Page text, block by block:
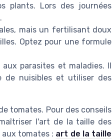
plants. Lors des journées
mais un fertilisant doux
Optez pour une formule
parasites et maladies. Il
de nuisibles et utiliser des
tomates. Pour des conseils
l'art de la taille des
tomates : art de la taille